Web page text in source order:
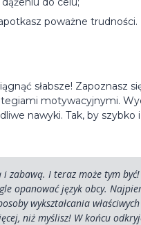
poważne trudności.
słabsze! Zapoznasz
motywacyjnymi.
nawyki. Tak, by szybko
zabawą. I teraz może tym
opanować język obcy.
wykształcania
niż myślisz! W końcu